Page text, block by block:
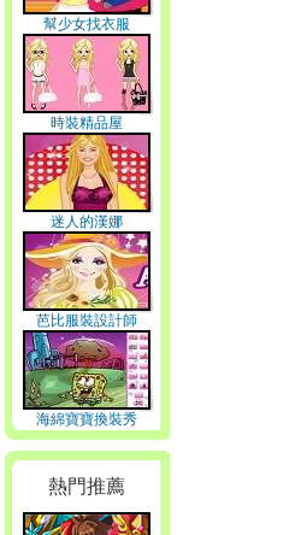
幫少女找衣服
時裝精品屋
迷人的漢娜
芭比服裝設計師
海綿寶寶換裝秀
熱門推薦